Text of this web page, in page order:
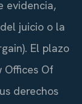
evidencia,
juicio o la
El plazo
Offices Of
derechos